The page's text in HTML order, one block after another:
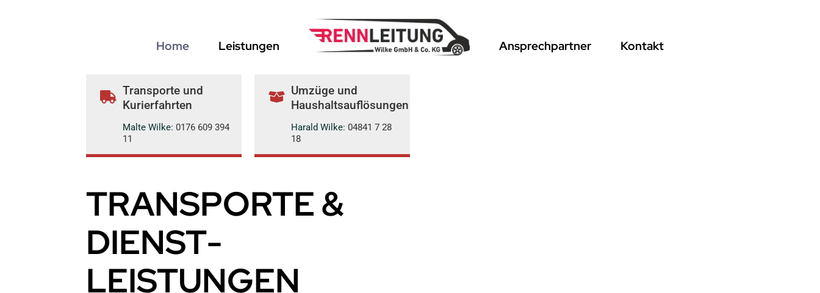
Home Leistungen Ansprechpartner Kontakt
Transporte und
Kurierfahrten
Malte Wilke:0176 609 394
11
Umzüge und
Haushaltsauflösungen
Harald Wilke:04841 7 28
18
TRANSPORTE &
DIENST­
LEISTUNGEN